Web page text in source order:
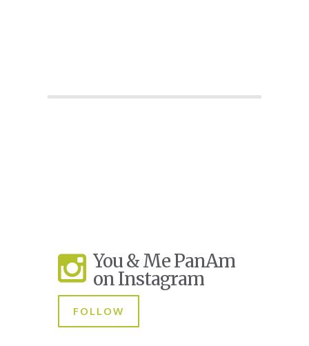
You & Me PanAm
on Instagram
FOLLOW